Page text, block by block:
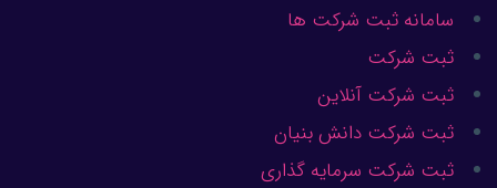
سامانه ثبت شرکت ها
ثبت شرکت
ثبت شرکت آنلاین
ثبت شرکت دانش بنیان
ثبت شرکت سرمایه گذاری